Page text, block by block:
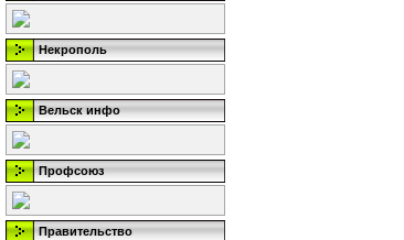
Некрополь
Вельск инфо
Профсоюз
Правительство